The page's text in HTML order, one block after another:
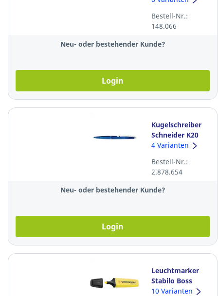
mm, schwarz
Bestell-Nr.:
148.066
Neu- oder bestehender Kunde?
Login
Kugelschreiber
Schneider K20
Icy, Strichbreite
4 Varianten
Bestell-Nr.:
2.878.654
Neu- oder bestehender Kunde?
Login
Leuchtmarker
Stabilo Boss
Original 70/24,
10 Varianten